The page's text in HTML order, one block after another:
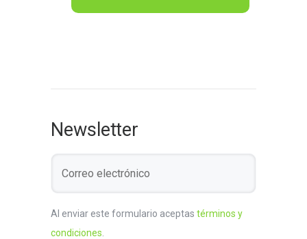
Newsletter
Al enviar este formulario aceptas términos y
condiciones